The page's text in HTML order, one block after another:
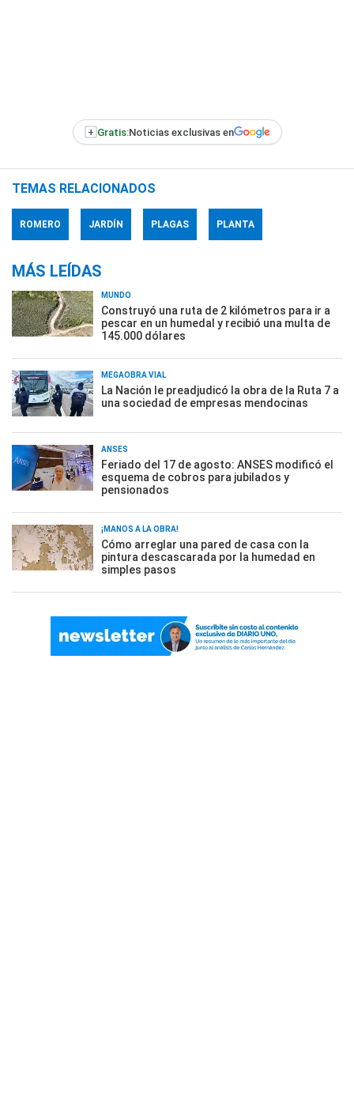
+ Gratis:Noticias exclusivas en
TEMAS RELACIONADOS
ROMERO JARDÍN PLAGAS PLANTA
MÁS LEÍDAS
MUNDO
Construyó una ruta de 2 kilómetros para ir a
pescar en un humedal y recibió una multa de
145.000 dólares
MEGAOBRA VIAL
La Nación le preadjudicó la obra de la Ruta 7 a
una sociedad de empresas mendocinas
ANSES
Feriado del 17 de agosto: ANSES modificó el
esquema de cobros para jubilados y
pensionados
¡MANOS A LA OBRA!
Cómo arreglar una pared de casa con la
pintura descascarada por la humedad en
simples pasos